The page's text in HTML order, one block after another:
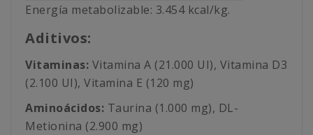
Energía metabolizable: 3.454 kcal/kg.
Aditivos:
Vitaminas: Vitamina A (21.000 UI), Vitamina D3
(2.100 UI), Vitamina E (120 mg)
Aminoácidos: Taurina (1.000 mg), DL-
Metionina (2.900 mg)